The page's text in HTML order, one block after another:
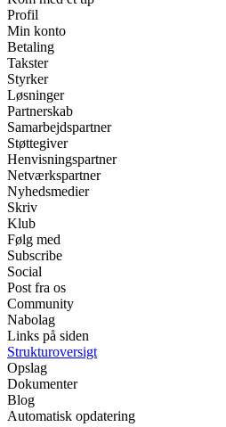
Profil
Min konto
Betaling
Takster
Styrker
Løsninger
Partnerskab
Samarbejdspartner
Støttegiver
Henvisningspartner
Netværkspartner
Nyhedsmedier
Skriv
Klub
Følg med
Subscribe
Social
Post fra os
Community
Nabolag
Links på siden
Strukturoversigt
Opslag
Dokumenter
Blog
Automatisk opdatering